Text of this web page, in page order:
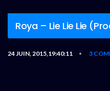
Roya – Lie Lie Lie
24 JUIN, 2015,19:40:11 • 3